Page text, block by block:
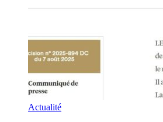
Actualité